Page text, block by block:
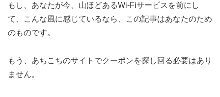
もし、あなたが今、山ほどあるWi-Fiサービスを前にし
て、こんな風に感じているなら、この記事はあなたのため
のものです。
もう、あちこちのサイトでクーポンを探し回る必要はあり
ません。